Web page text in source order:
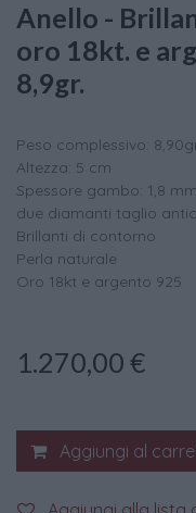
Anello -
oro 18kt. e
8,9gr.
Peso complessivo:
Altezza: 5 cm
Spessore gambo: 1,8 mm
due diamanti taglio
Brillanti di contorno
Perla naturale
Oro 18kt e argento 925
1.270,00 €
Aggiungi al